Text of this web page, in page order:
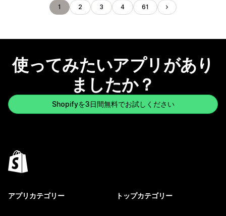
1 2 3 4 61
使ってみたいアプリがあり
ましたか？
Shopifyを3日間無料でお試しください
アプリカテゴリー トップカテゴリー